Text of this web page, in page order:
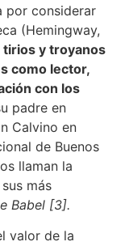
por considerar
(Hemingway,
tirios y troyanos
como lector,
con los
padre en
Calvino en
de Buenos
llaman la
más
Babel [3].
valor de la